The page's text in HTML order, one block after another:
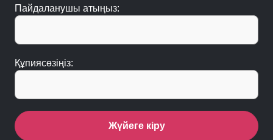
Пайдаланушы атыңыз:
Құпиясөзіңіз:
Жүйеге кіру